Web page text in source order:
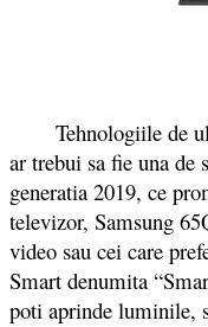
Tehnologiile de
ar trebui sa fie una de
generatia 2019, ce
televizor, Samsung
video sau cei care
Smart denumita
poti aprinde luminile,